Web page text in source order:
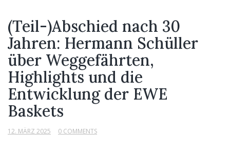
(Teil-)Abschied nach 30
Jahren: Hermann Schüller
über Weggefährten,
Highlights und die
Entwicklung der EWE
Baskets
12. MÄRZ 2025 0 COMMENTS